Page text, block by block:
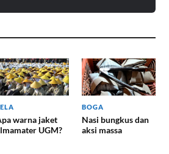
warna jaket
UGM?
BOGA
Nasi bungkus dan
aksi massa